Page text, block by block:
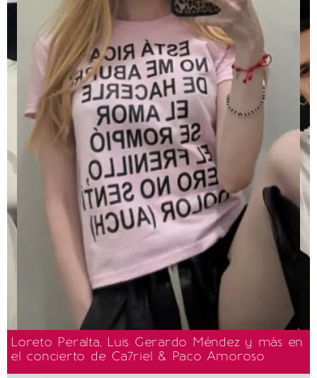
Loreto Peralta, Luis Gerardo Méndez y más en
el concierto de Ca7riel & Paco Amoroso